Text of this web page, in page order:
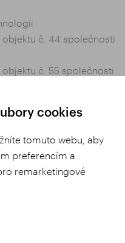
č. 44 společnosti
č. 55 společnosti
cookies
tomuto webu, aby
preferencím a
remarketingové